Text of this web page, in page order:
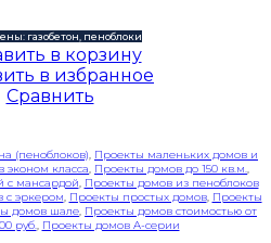
газобетон, пеноблоки
в корзину
в избранное
Сравнить
(пеноблоков), Проекты маленьких домов и
эконом класса, Проекты домов до 150 кв.м.,
с мансардой, Проекты домов из пеноблоков
с эркером, Проекты простых домов, Проекты
домов шале, Проекты домов стоимостью от
руб., Проекты домов A-серии